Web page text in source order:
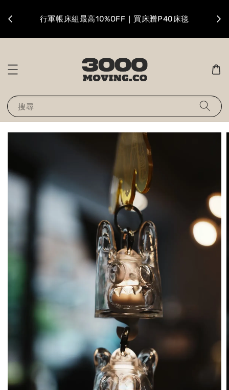
行軍帳床組最高10%OFF｜買床贈P40床毯
搜尋